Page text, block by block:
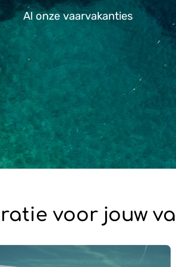
Al onze vaarvakanties
Al onze vaarvakanties
voor jouw